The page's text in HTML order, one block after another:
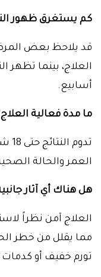
كم يستغرق ظهور
قد يلاحظ بعض
العلاج، بينما تظهر
أسابيع.
ما مدة فعالية
العمر والحالة
هل هناك أي آثار
مما يقلل من خطر
تورم خفيف أو